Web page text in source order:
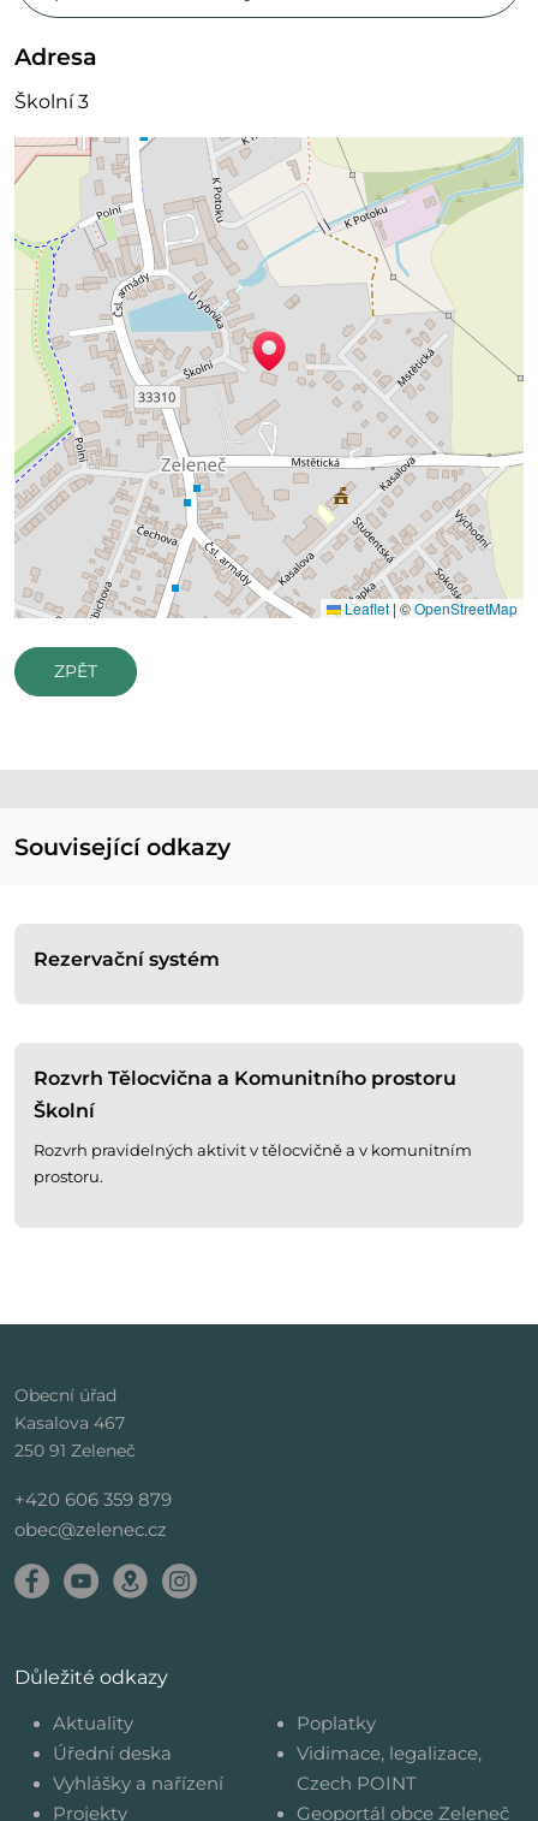
Adresa
Školní 3
Leaflet | ©OpenStreetMap
ZPĚT
Související odkazy
Rezervační systém
Rozvrh Tělocvična a Komunitního prostoru
Školní
Rozvrh pravidelných aktivit v tělocvičně a v komunitním
prostoru.
Obecní úřad
Kasalova 467
250 91 Zeleneč
+420 606 359 879
obec@zelenec.cz
Důležité odkazy
Aktuality
Úřední deska
Vyhlášky a nařízení
Projekty
Poplatky
Vidimace, legalizace,
Czech POINT
Geoportál obce Zeleneč